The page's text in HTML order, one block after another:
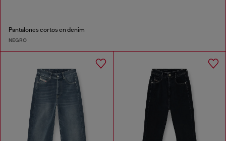
Pantalones cortos en denim
NEGRO